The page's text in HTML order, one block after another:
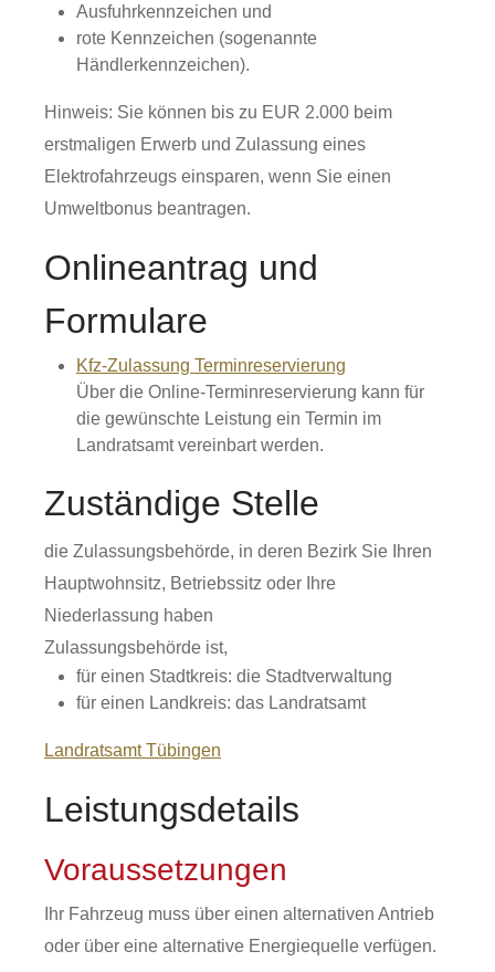
Ausfuhrkennzeichen und
rote Kennzeichen (sogenannte
Händlerkennzeichen).
Hinweis: Sie können bis zu EUR 2.000 beim
erstmaligen Erwerb und Zulassung eines
Elektrofahrzeugs einsparen, wenn Sie einen
Umweltbonus beantragen.
Onlineantrag und
Formulare
Kfz-Zulassung Terminreservierung
Über die Online-Terminreservierung kann für
die gewünschte Leistung ein Termin im
Landratsamt vereinbart werden.
Zuständige Stelle
die Zulassungsbehörde, in deren Bezirk Sie Ihren
Hauptwohnsitz, Betriebssitz oder Ihre
Niederlassung haben
Zulassungsbehörde ist,
für einen Stadtkreis: die Stadtverwaltung
für einen Landkreis: das Landratsamt
Landratsamt Tübingen
Leistungsdetails
Voraussetzungen
Ihr Fahrzeug muss über einen alternativen Antrieb
oder über eine alternative Energiequelle verfügen.